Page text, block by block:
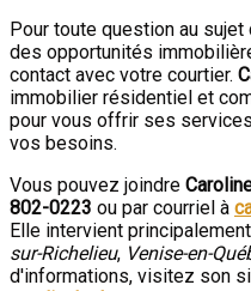
Pour toute question au
des opportunités
contact avec votre courtier.
immobilier résidentiel et
pour vous offrir ses
vos besoins.
Vous pouvez joindre
802-0223 ou par courriel à
Elle intervient
sur-Richelieu, Venise-en-
d'informations, visitez son